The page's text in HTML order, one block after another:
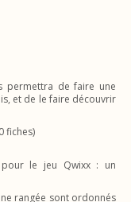
permettra de faire une
et de le faire découvrir
fiches)
pour le jeu Qwixx : un
rangée sont ordonnés